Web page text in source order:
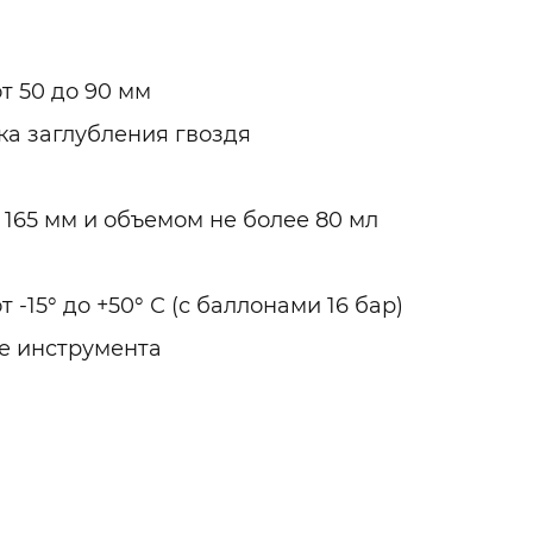
50 до 90 мм
заглубления гвоздя
мм и объемом не более 80 мл
до +50° С (с баллонами 16 бар)
инструмента